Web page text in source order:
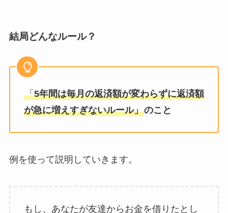
結局どんなルール？
「5年間は毎月の返済額が変わらずに返済額
が急に増えすぎないルール」のこと
例を使って説明していきます。
もし、あなたが友達からお金を借りたとし